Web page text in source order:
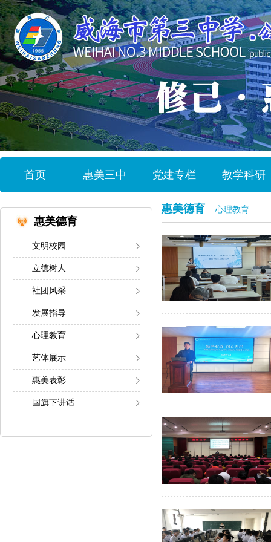
首页 惠美三中 党建专栏 教学科研
惠美德育
文明校园
立德树人
社团风采
发展指导
心理教育
艺体展示
惠美表彰
国旗下讲话
惠美德育 | 心理教育